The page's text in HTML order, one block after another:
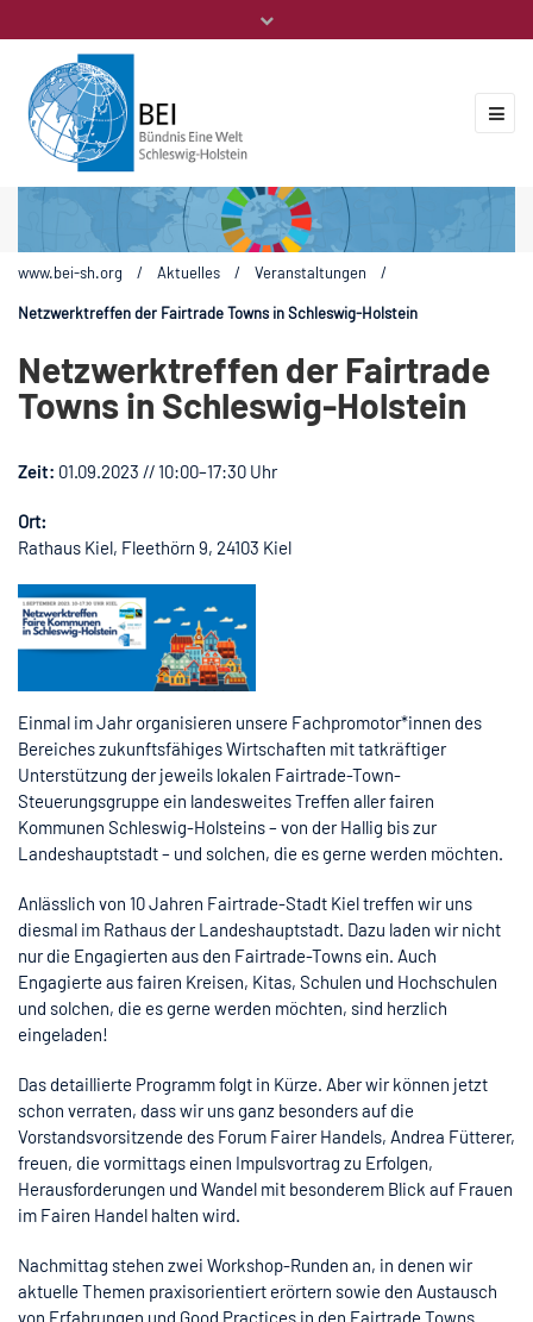
Mitglieder
www.bei-sh.org / Aktuelles / Veranstaltungen /
Netzwerktreffen der Fairtrade Towns in Schleswig-Holstein
Netzwerktreffen der Fairtrade
Towns in Schleswig-Holstein
Zeit: 01.09.2023 // 10:00–17:30 Uhr
Ort:
Rathaus Kiel, Fleethörn 9, 24103 Kiel
Einmal im Jahr organisieren unsere Fachpromotor*innen des
Bereiches zukunftsfähiges Wirtschaften mit tatkräftiger
Unterstützung der jeweils lokalen Fairtrade-Town-
Steuerungsgruppe ein landesweites Treffen aller fairen
Kommunen Schleswig-Holsteins – von der Hallig bis zur
Landeshauptstadt – und solchen, die es gerne werden möchten.
Anlässlich von 10 Jahren Fairtrade-Stadt Kiel treffen wir uns
diesmal im Rathaus der Landeshauptstadt. Dazu laden wir nicht
nur die Engagierten aus den Fairtrade-Towns ein. Auch
Engagierte aus fairen Kreisen, Kitas, Schulen und Hochschulen
und solchen, die es gerne werden möchten, sind herzlich
eingeladen!
Das detaillierte Programm folgt in Kürze. Aber wir können jetzt
schon verraten, dass wir uns ganz besonders auf die
Vorstandsvorsitzende des Forum Fairer Handels, Andrea Fütterer,
freuen, die vormittags einen Impulsvortrag zu Erfolgen,
Herausforderungen und Wandel mit besonderem Blick auf Frauen
im Fairen Handel halten wird.
Nachmittag stehen zwei Workshop-Runden an, in denen wir
aktuelle Themen praxisorientiert erörtern sowie den Austausch
von Erfahrungen und Good Practices in den Fairtrade Towns